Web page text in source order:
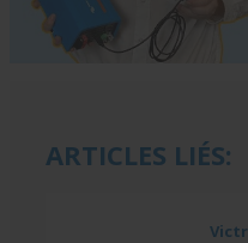
ARTICLES LIÉS: